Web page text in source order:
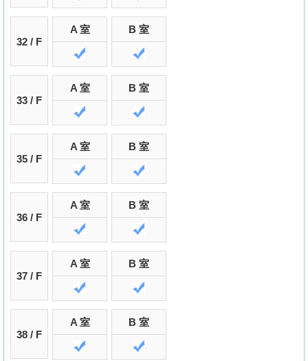
32 / F
A 室 B 室
33 / F
A 室 B 室
35 / F
A 室 B 室
36 / F
A 室 B 室
37 / F
A 室 B 室
38 / F
A 室 B 室